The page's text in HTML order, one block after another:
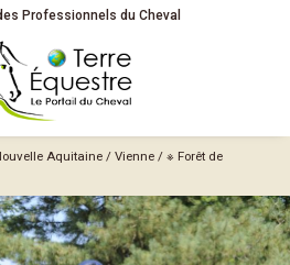
Professionnels du Cheval
Aquitaine /Vienne /※ Forêt de